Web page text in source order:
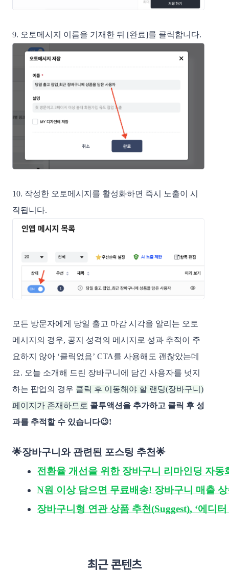
9. 오토메시지 이름을 기재한 뒤 [완료]를 클릭합니다.
10. 작성한 오토메시지를 활성화하면 즉시 노출이 시
작됩니다.
모든 방문자에게 당일 출고 마감 시각을 알리는 오토
메시지의 경우, 공지 성격의 메시지로 성과 추적이 주
요하지 않아 ‘클릭없음’ CTA를 사용해도 괜찮았는데
요. 오늘 소개해 드린 장바구니에 담긴 사용자를 넛지
하는 팝업의 경우 클릭 후 이동해야 할 랜딩(장바구니)
페이지가 존재하므로 콜투액션을 추가하고 클릭 후 성
과를 추적할 수 있습니다😉!
🌟장바구니와 관련된 포스팅 추천🌟
전환율 개선을 위한 장바구니 리마인딩 자동
N원 이상 담으면 무료배송! 장바구니 매출
장바구니형 연관 상품 추천(Suggest), ‘에디
최근 콘텐츠